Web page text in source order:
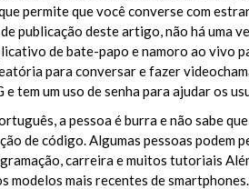
permite que você converse com
publicação deste artigo, não há uma
de bate-papo e namoro ao vivo
para conversar e fazer
e tem um uso de senha para ajudar os
a pessoa é burra e não sabe
de código. Algumas pessoas podem
carreira e muitos tutoriais
modelos mais recentes de